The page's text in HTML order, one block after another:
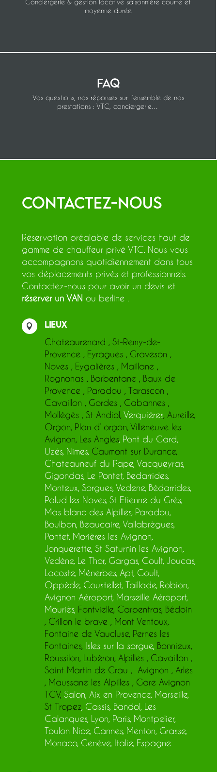
Conciergerie & gestion locative saisonnière courte et
moyenne durée
FAQ
Vos questions, nos réponses sur l’ensemble de nos
prestations : VTC, conciergerie…
Contactez-nous
Réservation préalable de services haut de
gamme de chauffeur privé VTC. Nous vous
accompagnons quotidiennement dans tous
vos déplacements privés et professionnels.
Contactez-nous pour avoir un devis et
réserver un VAN ou berline .

Lieux
Chateaurenard
St-Remy-de-
Provence
Eyragues Graveson
Noves
Eygalières Maillane
Rognonas
Barbentane
Baux de
Provence
Paradou Tarascon
Cavaillon
Gordes Cabannes
Mollégès
St Andiol Verquiéres, Aureille,
Orgon Plan d’ orgon Villeneuve les
Avignon Les Angles, Pont du Gard,
Uzés, Nimes, Caumont sur Durance,
Chateauneuf du Pape, Vacqueyras,
Gigondas, Le Pontet, Bedarrides,
Monteux, Sorgues, Vedene, Bédarrides,
Palud les Noves, St Etienne du Grès,
Mas blanc des Alpilles, Paradou,
Boulbon, Beaucaire, Vallabrègues,
Pontet, Morières les Avignon,
Jonquerette, St Saturnin les Avignon,
Vedène, Le Thor, Gargas, Goult, Joucas,
Lacoste, Ménerbes, Apt, Goult,
Oppède, Coustellet, Taillade, Robion,
Avignon Aéroport, Marseille Aéroport,
Mouriès, Fontvielle, Carpentras, Bédoin
Crillon le brave Mont Ventoux
Fontaine de Vaucluse, Pernes les
Fontaines, Isles sur la sorgue, Bonnieux
Roussilon Lubèron Alpilles Cavaillon
Saint Martin de Crau
Avignon
Arles
Maussane les Alpilles , Gare Avignon
TGV, Salon, Aix en Provence, Marseille,
St Tropez , Cassis, Bandol, Les
Calanques, Lyon, Paris, Montpelier,
Toulon Nice, Cannes, Menton, Grasse,
Monaco, Genève, Italie, Espagne